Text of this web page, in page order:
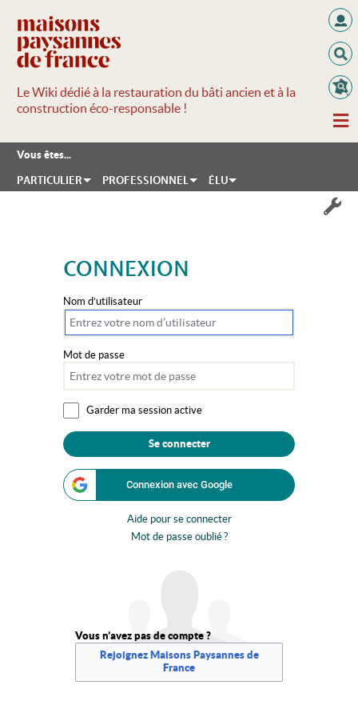
Le Wiki dédié à la restauration du bâti ancien et à la
construction éco-responsable !
Vous êtes...
PARTICULIER PROFESSIONNEL ÉLU
CONNEXION
Nom d’utilisateur
Mot de passe
Garder ma session active
Se connecter
Connexion avec Google
Aide pour se connecter
Mot de passe oublié ?
Vous n’avez pas de compte ?
Rejoignez Maisons Paysannes de
France